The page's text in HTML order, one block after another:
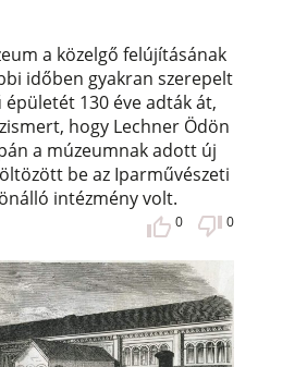
a közelgő felújításának
időben gyakran szerepelt
130 éve adták át,
hogy Lechner Ödön
a múzeumnak adott új
be az Iparművészeti
intézmény volt.
0 0